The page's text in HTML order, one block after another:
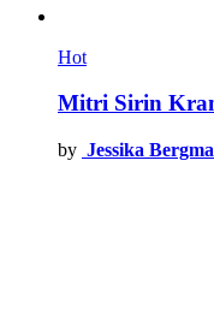
Hot
Mitri Sirin
by Jessika